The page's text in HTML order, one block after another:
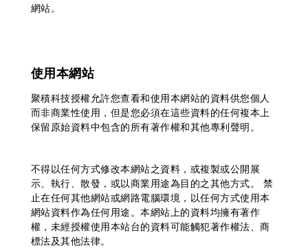
網站。
使用本網站
聚積科技授權允許您查看和使用本網站的資料供您個人
而非商業性使用，但是您必須在這些資料的任何複本上
保留原始資料中包含的所有著作權和其他專利聲明。
不得以任何方式修改本網站之資料，或複製或公開展
示、執行、散發，或以商業用途為目的之其他方式。 禁
止在任何其他網站或網路電腦環境，以任何方式使用本
網站資料作為任何用途。本網站上的資料均擁有著作
權，未經授權使用本站台的資料可能觸犯著作權法、商
標法及其他法律。